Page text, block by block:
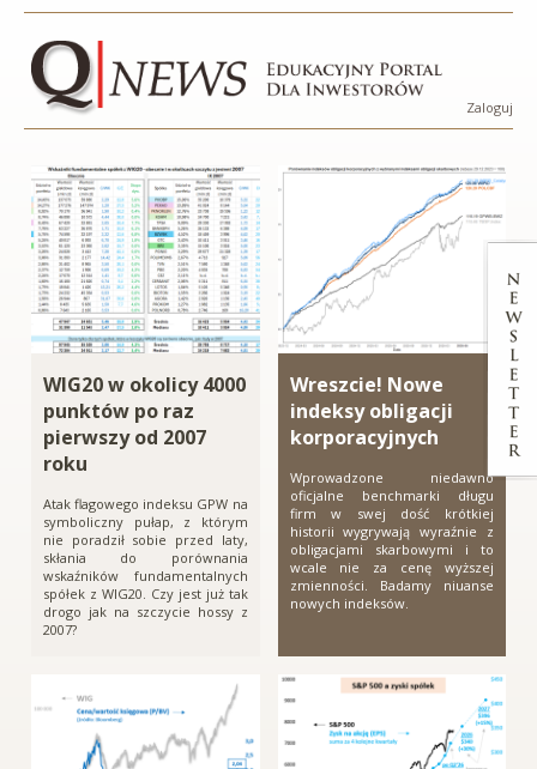
Qnews
Edukacyjny
Portal
Dla
Inwestorów
menu
treści
wyszukiwarki
stopki
Menu
Zaloguj
WIG20 w okolicy 4000
punktów po raz
pierwszy od 2007
roku
Atak flagowego indeksu GPW na
symboliczny pułap, z którym
nie poradził sobie przed laty,
skłania do porównania
wskaźników fundamentalnych
spółek z WIG20. Czy jest już tak
drogo jak na szczycie hossy z
2007?
Wreszcie! Nowe
indeksy obligacji
korporacyjnych
Wprowadzone niedawno
oficjalne benchmarki długu
firm w swej dość krótkiej
historii wygrywają wyraźnie z
obligacjami skarbowymi i to
wcale nie za cenę wyższej
zmienności. Badamy niuanse
nowych indeksów.